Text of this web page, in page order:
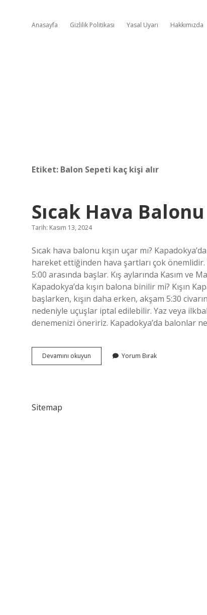
Anasayfa Gizlilik Politikası Yasal Uyarı Hakkımızda
Etiket: Balon Sepeti kaç kişi alır
Sıcak Hava Balonu
Tarih: Kasım 13, 2024
Sıcak hava balonu kışın uçar mı?
hareket ettiğinden hava şartları çok önemlidir.
5:00 arasında başlar. Kış aylarında Kasım ve
Kapadokya’da kışın balona binilir mi? Kışın
başlarken, kışın daha erken, akşam 5:30
nedeniyle uçuşlar iptal edilebilir. Yaz veya
denemenizi öneririz. Kapadokya’da balonlar
Devamını okuyun
Hava
Yorum Bırak
Sitemap